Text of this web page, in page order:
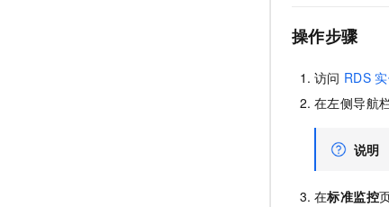
操作步骤
访问 RDS
在左侧导航
说明
在标准监控